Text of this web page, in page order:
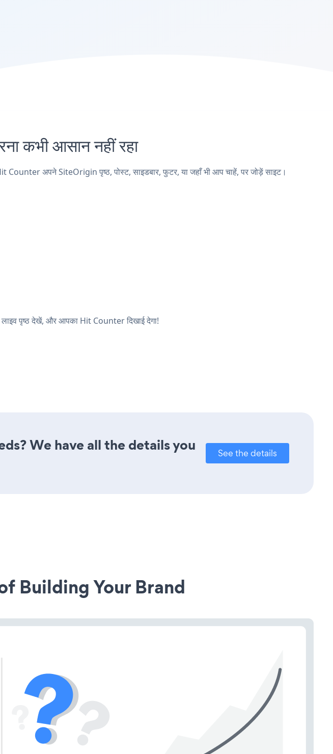
आसान नहीं रहा
अपने SiteOrigin पृष्ठ, पोस्ट, साइडबार, फुटर, या जहाँ भी आप चाहें, पर जोड़ें साइट।
पृष्ठ देखें, और आपका Hit Counter दिखाई देगा!
We have all the details you
See the details
Building Your Brand